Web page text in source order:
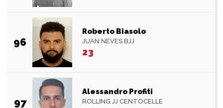
96
Roberto Biasolo
JUAN NEVES BJJ
23
97
Alessandro Profiti
ROLLING JJ CENTOCELLE